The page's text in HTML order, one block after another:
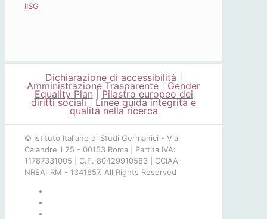
IISG
Dichiarazione di accessibilità
Amministrazione Trasparente|Gender
Equality Plan|Pilastro europeo dei
diritti sociali| Linee guida integrità e
qualità nella ricerca
© Istituto Italiano di Studi Germanici - Via
Calandrelli 25 - 00153 Roma | Partita IVA:
11787331005 | C.F. 80429910583 | CCIAA-
NREA: RM - 1341657. All Rights Reserved